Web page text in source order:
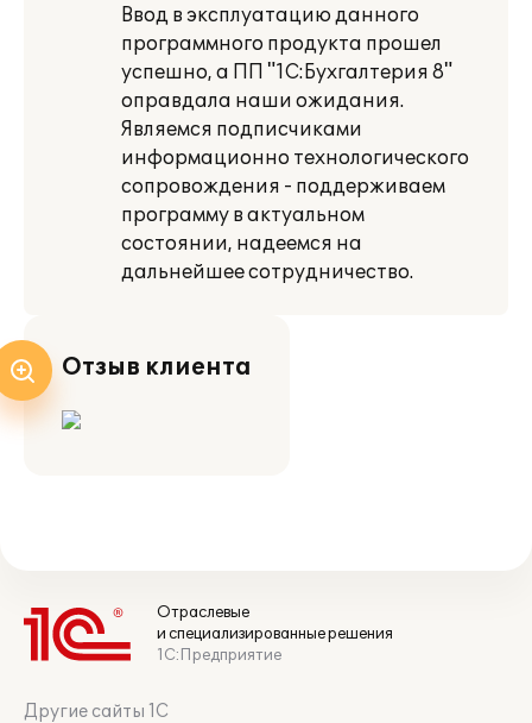
Ввод в эксплуатацию данного
программного продукта прошел
успешно, а ПП "1С:Бухгалтерия 8"
оправдала наши ожидания.
Являемся подписчиками
информационно технологического
сопровождения - поддерживаем
программу в актуальном
состоянии, надеемся на
дальнейшее сотрудничество.
Отзыв клиента
Отраслевые
и специализированные решения
1С:Предприятие
Другие сайты 1С